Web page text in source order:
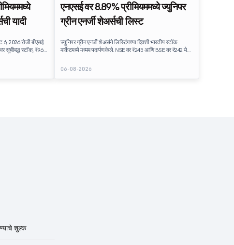
यादी
2026 रोजी बीएसई
सूचीबद्ध स्टॉक, ₹96
भावना
लिस्टिंगचा
कोटीचा BSE SME
एनएसई वर 8.89% प्रीमियममध्ये ज्युनिपर
ग्रीन एनर्जी शेअर्सची लिस्ट
ज्युनिपर ग्रीन एनर्जी शेअर्सने लिस्टिंगच्या दिवशी भारतीय स्टॉक
मार्केटमध्ये मध्यम पदार्पण केले. NSE वर ₹245 आणि BSE वर ₹242 येथे
प्रीमियम डिलिव्हर करते. लिस्टिंगने IPO इन्व्हेस्टरना सामान्य लाभ ऑफर
केले, जे वाजवी सबस्क्राईब केलेल्या पब्लिक इश्यू नंतर स्थिर मार्केट
भावना दर्शविते.
06-08-2026
शुल्क